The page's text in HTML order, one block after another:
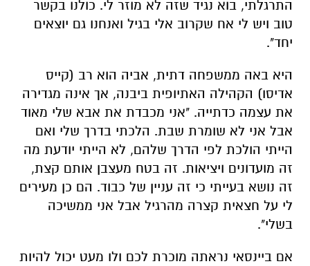
התרגלתי, בוא נגיד שזה לא מוזר לי. כולנו בקשר
טוב ויש לי אח שקרוב אלי בגיל ואנחנו גם יוצאים
יחד".
היא באה ממשפחה דתית, אביה הוא רב (קייס
אדיסו) הקהילה האתיופית ביבנה, אך אינה מגדירה
את עצמה כדתייה. "אני מכבדת את אבא שלי מאוד
אבל אני לא שומרת שבת. הלכתי בדרך שלי ואם
הייתי הולכת לפי הדרך שלהם, לא הייתי יודעת מה
זה מועדונים ויציאות. זה בטח מעצבן אותם קצת,
זה נושא בעייתי כי זה עניין של כבוד. הם כן מעירים
לי על חצאית קצרה מהרגיל אבל אני ממשיכה
בשלי".
אם ביינסאי נראתה מוכרת לכם ולו מעט יכול להיות